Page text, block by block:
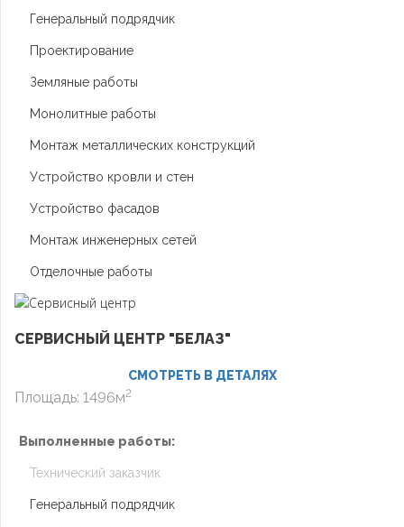
Генеральный подрядчик
Проектирование
Земляные работы
Монолитные работы
Монтаж металлических конструкций
Устройство кровли и стен
Устройство фасадов
Монтаж инженерных сетей
Отделочные работы
СЕРВИСНЫЙ ЦЕНТР "БЕЛАЗ"
СМОТРЕТЬ В ДЕТАЛЯХ
Площадь: 1496м2
Выполненные работы:
Технический заказчик
Генеральный подрядчик